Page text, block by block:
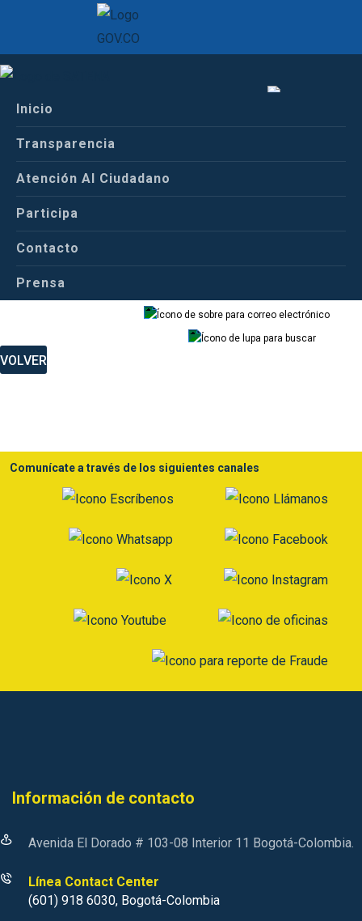
Inicio
Transparencia
Atención Al Ciudadano
Participa
Contacto
Prensa
Calendario Satena
Calendario Satena
VOLVER
Comunícate a través de los siguientes canales
Información de contacto
Avenida El Dorado # 103-08 Interior 11 Bogotá-Colombia.
Línea Contact Center
(601) 918 6030, Bogotá-Colombia